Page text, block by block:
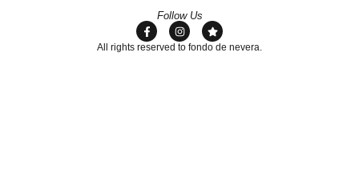
Follow Us
All rights reserved to fondo de nevera.